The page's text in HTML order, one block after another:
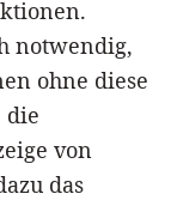
notwendig,
ohne diese
die
von
das